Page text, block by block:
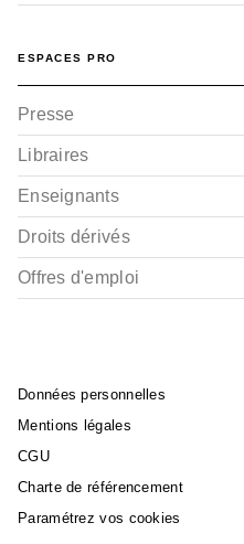
ESPACES PRO
Presse
Libraires
Enseignants
Droits dérivés
Offres d'emploi
Données personnelles
Mentions légales
CGU
Charte de référencement
Paramétrez vos cookies